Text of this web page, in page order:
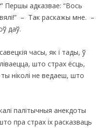
Першы адказвае: “Вось
– Так раскажы мне. –
даў.
часы, як i тады, ў
што страх ёсць,
ніколі не ведаеш, што
палітычныя анекдоты
пра страх іх расказваць